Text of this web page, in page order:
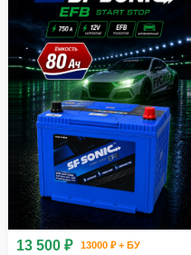
13 500 ₽
13000 ₽ + БУ